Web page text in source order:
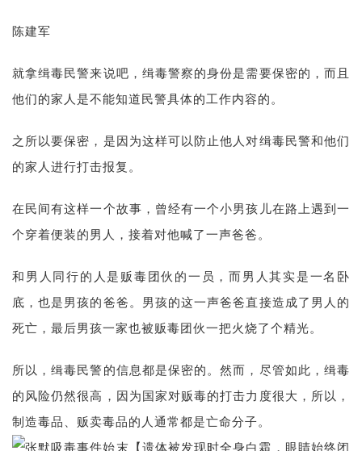
陈建军
就拿缉毒民警来说吧，缉毒警察的身份是需要保密的，而且
他们的家人是不能知道民警具体的工作内容的。
之所以要保密，是因为这样可以防止他人对缉毒民警和他们
的家人进行打击报复。
在民间有这样一个故事，曾经有一个小男孩儿在路上遇到一
个穿着便装的男人，接着对他喊了一声爸爸。
和男人同行的人是贩毒团伙的一员，而男人其实是一名卧
底，也是男孩的爸爸。男孩的这一声爸爸直接造成了男人的
死亡，最后男孩一家也被贩毒团伙一把火烧了个精光。
所以，缉毒民警的信息都是保密的。然而，尽管如此，缉毒
的风险仍然很高，因为国家对贩毒的打击力度很大，所以，
制造毒品、贩卖毒品的人通常都是亡命分子。